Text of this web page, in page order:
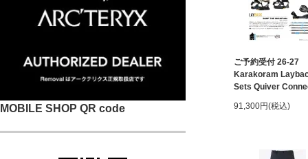
MOBILE SHOP QR code
ご予約受付 26-27
Karakoram
Sets Quiver
91,300円(税込)